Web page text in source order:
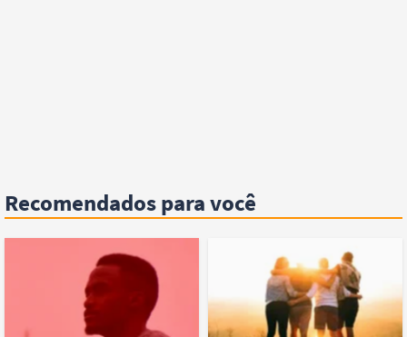
Recomendados para você